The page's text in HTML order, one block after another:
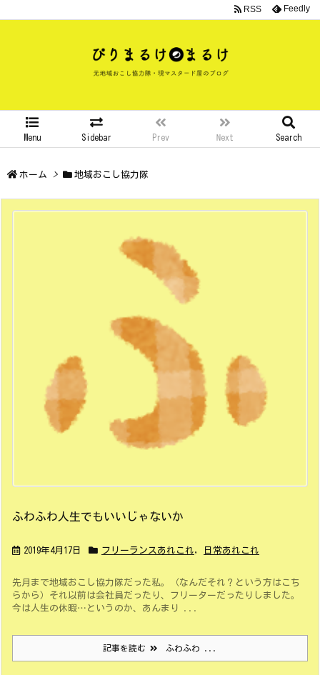
Menu Sidebar Prev Next Search
RSS Feedly
ホーム > 地域おこし協力隊
ふわふわ人生でもいいじゃないか
2019年4月17日 フリーランスあれこれ, 日常あれこれ
先月まで地域おこし協力隊だった私。（なんだそれ？という方はこち
らから）それ以前は会社員だったり、フリーターだったりしました。
今は人生の休暇…というのか、あんまり ...
記事を読む ふわふわ ...